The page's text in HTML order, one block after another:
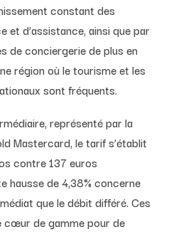
constant des
et d’assistance, ainsi que par
de conciergerie de plus en
région où le tourisme et les
sont fréquents.
représenté par la
Mastercard, le tarif s’établit
contre 137 euros
hausse de 4,38% concerne
que le débit différé. Ces
de gamme pour de